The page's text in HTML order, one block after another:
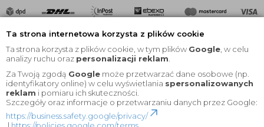
Ta strona internetowa korzysta z plików cookie
Ta strona korzysta z plików cookie, w tym plików Google , w celu
analizy ruchu oraz personalizacji reklam
Za Twoją zgodą Google może przetwarzać dane osobowe (np.
identyfikatory online) w celu wyświetlania spersonalizowanych
reklam i pomiaru ich skuteczności.
Szczegóły oraz informacje o przetwarzaniu danych przez Google:
https://business.safety.google/privacy/
2020 © Wszelkie Prawa Zastrzeżone |KEYfabrics
Projekt i oprogramowanie sklepu: